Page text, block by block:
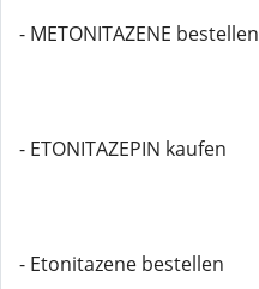
- METONITAZENE bestellen
- ETONITAZEPIN kaufen
- Etonitazene bestellen